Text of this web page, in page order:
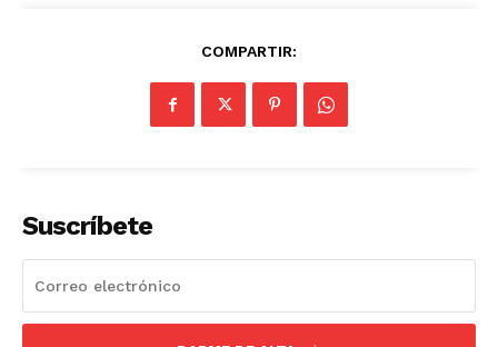
COMPARTIR:
Suscríbete